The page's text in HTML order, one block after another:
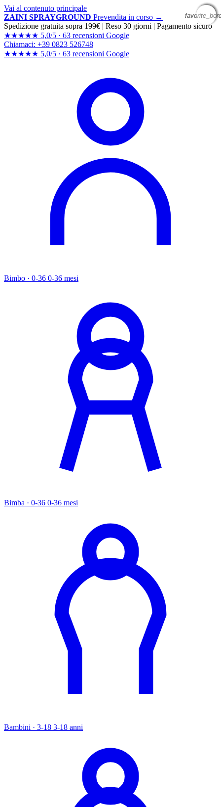
Vai al contenuto principale
ZAINI SPRAYGROUND Prevendita in corso →
Spedizione gratuita sopra 199€ | Reso 30 giorni | Pagamento sicuro
★★★★★ 5,0/5 · 63 recensioni Google
Chiamaci: +39 0823 526748
★★★★★ 5,0/5 · 63 recensioni Google
Bimbo · 0-36 0-36 mesi
Bimba · 0-36 0-36 mesi
Bambini · 3-18 3-18 anni